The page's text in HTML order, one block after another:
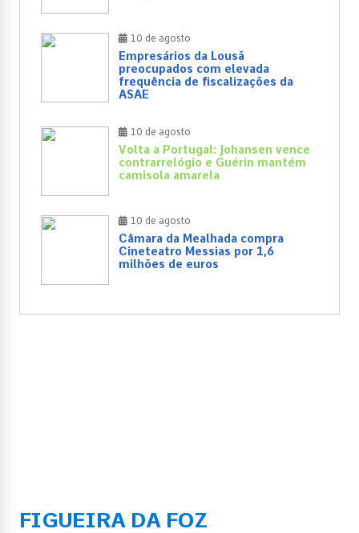
10 de agosto
Empresários da Lousã
preocupados com elevada
frequência de fiscalizações da
ASAE
10 de agosto
Volta a Portugal: Johansen vence
contrarrelógio e Guérin mantém
camisola amarela
10 de agosto
Câmara da Mealhada compra
Cineteatro Messias por 1,6
milhões de euros
FIGUEIRA DA FOZ